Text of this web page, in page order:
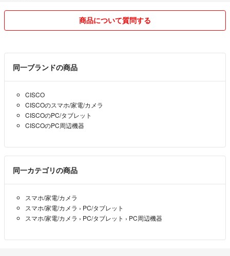
商品について質問する
同一ブランドの商品
CISCO
CISCOのスマホ/家電/カメラ
CISCOのPC/タブレット
CISCOのPC周辺機器
同一カテゴリの商品
スマホ/家電/カメラ
スマホ/家電/カメラ › PC/タブレット
スマホ/家電/カメラ › PC/タブレット › PC周辺機器